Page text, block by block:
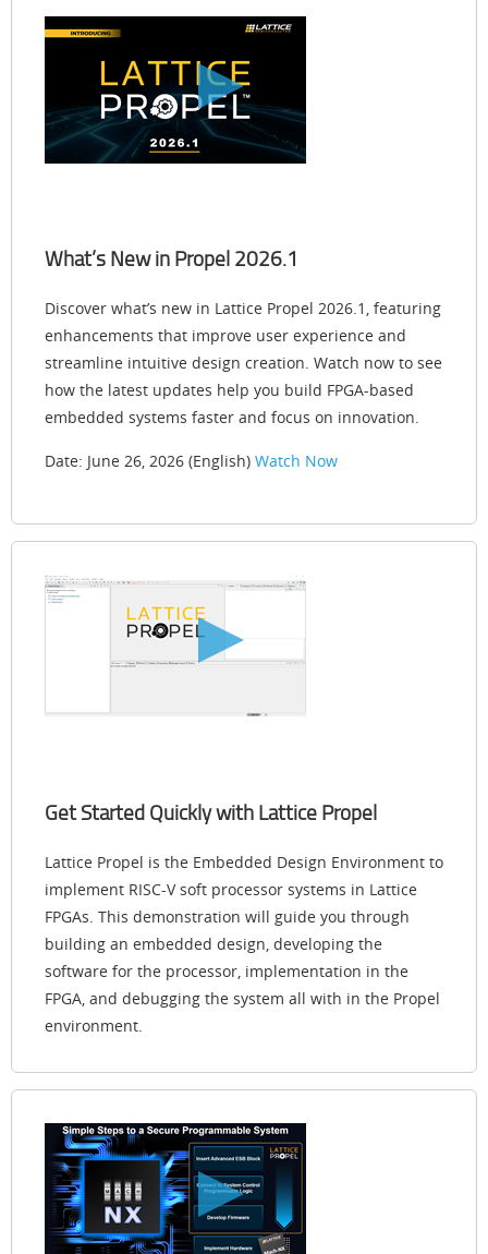
What’s New in Propel 2026.1
Discover what’s new in Lattice Propel 2026.1, featuring
enhancements that improve user experience and
streamline intuitive design creation. Watch now to see
how the latest updates help you build FPGA-based
embedded systems faster and focus on innovation.
Date: June 26, 2026 (English) Watch Now
Get Started Quickly with Lattice Propel
Lattice Propel is the Embedded Design Environment to
implement RISC-V soft processor systems in Lattice
FPGAs. This demonstration will guide you through
building an embedded design, developing the
software for the processor, implementation in the
FPGA, and debugging the system all with in the Propel
environment.